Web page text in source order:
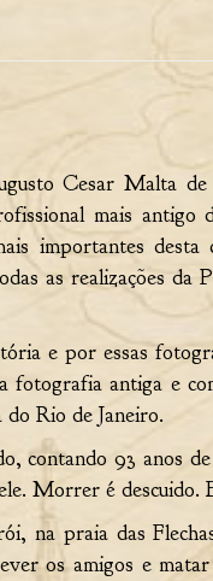
Cesar Malta
mais antigo
importantes
as realizações da
e por essas
fotografia antiga e
Rio de Janeiro.
contando 93 anos
Morrer é descuido.
na praia das
os amigos e